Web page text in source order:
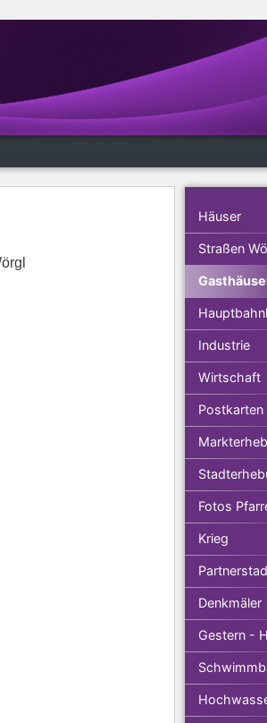
Häuser
Straßen
Industrie
Wirtschaft
Postkarten
Fotos
Krieg
Denkmäler
Gestern -